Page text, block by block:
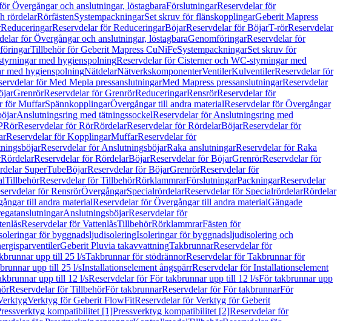
Övergångar och anslutningar, löstagbaraFörslutningarReservdelar för
rördelarRörfästenSystempackningarSet skruv för flänskopplingarGeberit Mapress
ReduceringarReservdelar för ReduceringarBöjarReservdelar för BöjarT-rörReservdelar
för Övergångar och anslutningar, löstagbaraGenomföringarReservdelar för
Tillbehör för Geberit Mapress CuNiFeSystempackningarSet skruv för
med hygienspolningReservdelar för Cisterner och WC-styrningar med
med hygienspolningNätdelarNätverkskomponenterVentilerKulventilerReservdelar för
för Med Mepla pressanslutningarMed Mapress pressanslutningarReservdelar
GrenrörReservdelar för GrenrörReduceringarRensrörReservdelar för
för MuffarSpännkopplingarÖvergångar till andra materialReservdelar för Övergångar
Anslutningsring med tätningssockelReservdelar för Anslutningsring med
RörReservdelar för RörRördelarReservdelar för RördelarBöjarReservdelar för
Reservdelar för KopplingarMuffarReservdelar för
Reservdelar för AnslutningsböjarRaka anslutningarReservdelar för Raka
RördelarReservdelar för RördelarBöjarReservdelar för BöjarGrenrörReservdelar för
SuperTubeBöjarReservdelar för BöjarGrenrörReservdelar för
TillbehörReservdelar för TillbehörRörklammrarFörslutningarPackningarReservdelar
för RensrörÖvergångarSpecialrördelarReservdelar för SpecialrördelarRördelar
till andra materialReservdelar för Övergångar till andra materialGängade
AnslutningsböjarReservdelar för
Reservdelar för VattenlåsTillbehörRörklammrarFästen för
för byggnadsljudisoleringIsoleringar för byggnadsljudisolering och
Geberit Pluvia takavvattningTakbrunnarReservdelar för
upp till 25 l/sTakbrunnar för stödrännorReservdelar för Takbrunnar för
upp till 25 l/sInstallationselement ångspärrReservdelar för Installationselement
upp till 12 l/sReservdelar för För takbrunnar upp till 12 l/sFör takbrunnar upp
Reservdelar för TillbehörFör takbrunnarReservdelar för För takbrunnarFör
Verktyg för Geberit FlowFitReservdelar för Verktyg för Geberit
kompatibilitet [1]Pressverktyg kompatibilitet [2]Reservdelar för